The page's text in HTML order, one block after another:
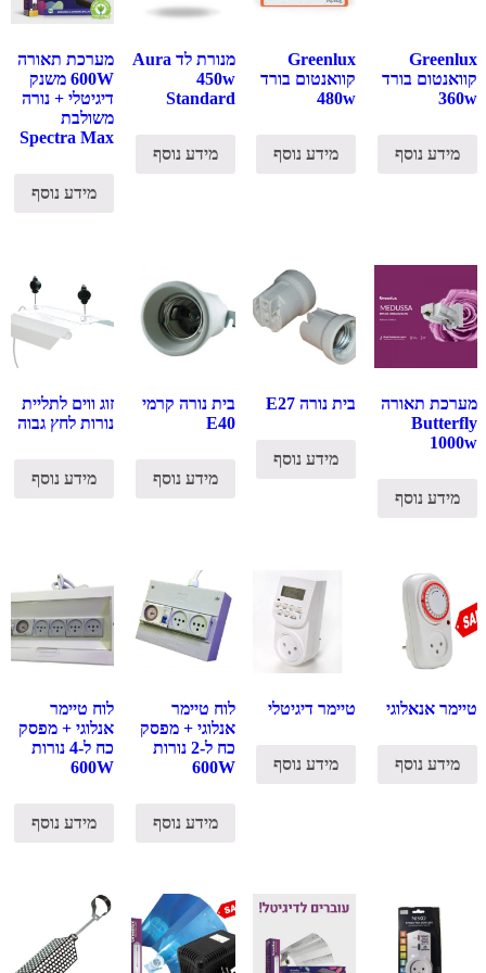
Greenlux
קוואנטום בורד
360w
מידע נוסף
Greenlux
קוואנטום בורד
480w
מידע נוסף
מנורת לד Aura
450w
Standard
מידע נוסף
מערכת תאורה
600W משנק
דיגיטלי + נורה
משולבת
Spectra Max
מידע נוסף
מערכת תאורה
Butterfly
1000w
מידע נוסף
בית נורה E27
מידע נוסף
בית נורה קרמי
E40
מידע נוסף
זוג ווים לתליית
נורות לחץ גבוה
מידע נוסף
טיימר אנאלוגי
מידע נוסף
טיימר דיגיטלי
מידע נוסף
לוח טיימר
אנלוגי + מפסק
כח ל-2 נורות
600W
מידע נוסף
לוח טיימר
אנלוגי + מפסק
כח ל-4 נורות
600W
מידע נוסף